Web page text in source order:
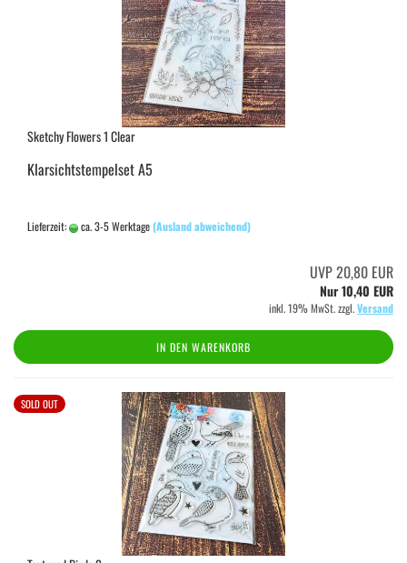
Sketchy Flowers 1 Clear
Klarsichtstempelset A5
Lieferzeit: ca. 3-5 Werktage(Ausland abweichend)
UVP 20,80 EUR
Nur 10,40 EUR
inkl. 19% MwSt. zzgl.Versand
IN DEN WARENKORB
SOLD OUT